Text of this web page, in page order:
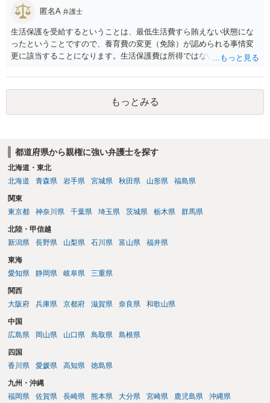
匿名A 弁護士
生活保護を受給するということは、最低生活費すら賄えない状態にな
ったということですので、養育費の変更（免除）が認められる事情変
更に該当することになります。生活保護費は所得ではないので、「保
支払った場合に返還請求権が認められたり役所から何らかのペナルテ
ィが課されたりするわけではなく、「残りのお金で自己責任で生活せ
よ」ということになるので、生活保護を受給することになった時はす
みやかに合意のための話し合いあるいは調停申立てをすべきでしょ
もっとみる
都道府県から親権に強い弁護士を探す
北海道・東北
北海道
青森県 岩手県 宮城県 秋田県 山形県 福島県
関東
東京都
神奈川県 千葉県 埼玉県 茨城県 栃木県 群馬県
北陸・甲信越
新潟県
長野県 山梨県 石川県 富山県 福井県
東海
愛知県
静岡県 岐阜県 三重県
関西
大阪府
兵庫県 京都府 滋賀県 奈良県 和歌山県
中国
広島県
岡山県 山口県 鳥取県 島根県
四国
香川県
愛媛県 高知県 徳島県
九州・沖縄
福岡県
佐賀県 長崎県 熊本県 大分県 宮崎県 鹿児島県 沖縄県